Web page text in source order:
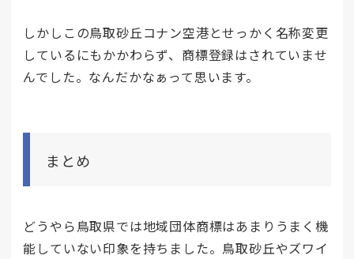
しかしこの鳥取砂丘コナン空港とせっかく名称変更
しているにもかかわらず、商標登録はされていませ
んでした。なんだかなぁって思います。
まとめ
どうやら鳥取県では地域団体商標はあまりうまく機
能していない印象を持ちました。鳥取砂丘やズワイ